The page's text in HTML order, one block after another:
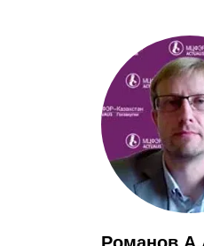
Романов